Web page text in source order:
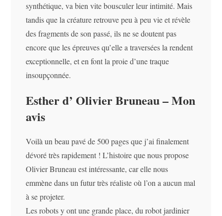
synthétique, va bien vite bousculer leur intimité. Mais
tandis que la créature retrouve peu à peu vie et révèle
des fragments de son passé, ils ne se doutent pas
encore que les épreuves qu’elle a traversées la rendent
exceptionnelle, et en font la proie d’une traque
insoupçonnée.
Esther d’ Olivier Bruneau – Mon
avis
Voilà un beau pavé de 500 pages que j’ai finalement
dévoré très rapidement ! L’histoire que nous propose
Olivier Bruneau est intéressante, car elle nous
emmène dans un futur très réaliste où l’on a aucun mal
à se projeter.
Les robots y ont une grande place, du robot jardinier